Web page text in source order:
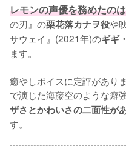
レモンの声優を務めたの
の刃』の栗花落カナヲ役や
サウェイ』(2021年)のギギ
ます。
癒やしボイスに定評があり
で演じた海藤空のような癖
ザさとかわいさの二面性が
す。